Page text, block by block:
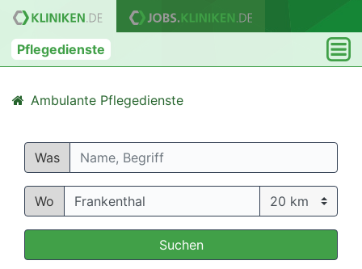
Pflegedienste
Ambulante Pflegedienste
Was
Wo
Suchen